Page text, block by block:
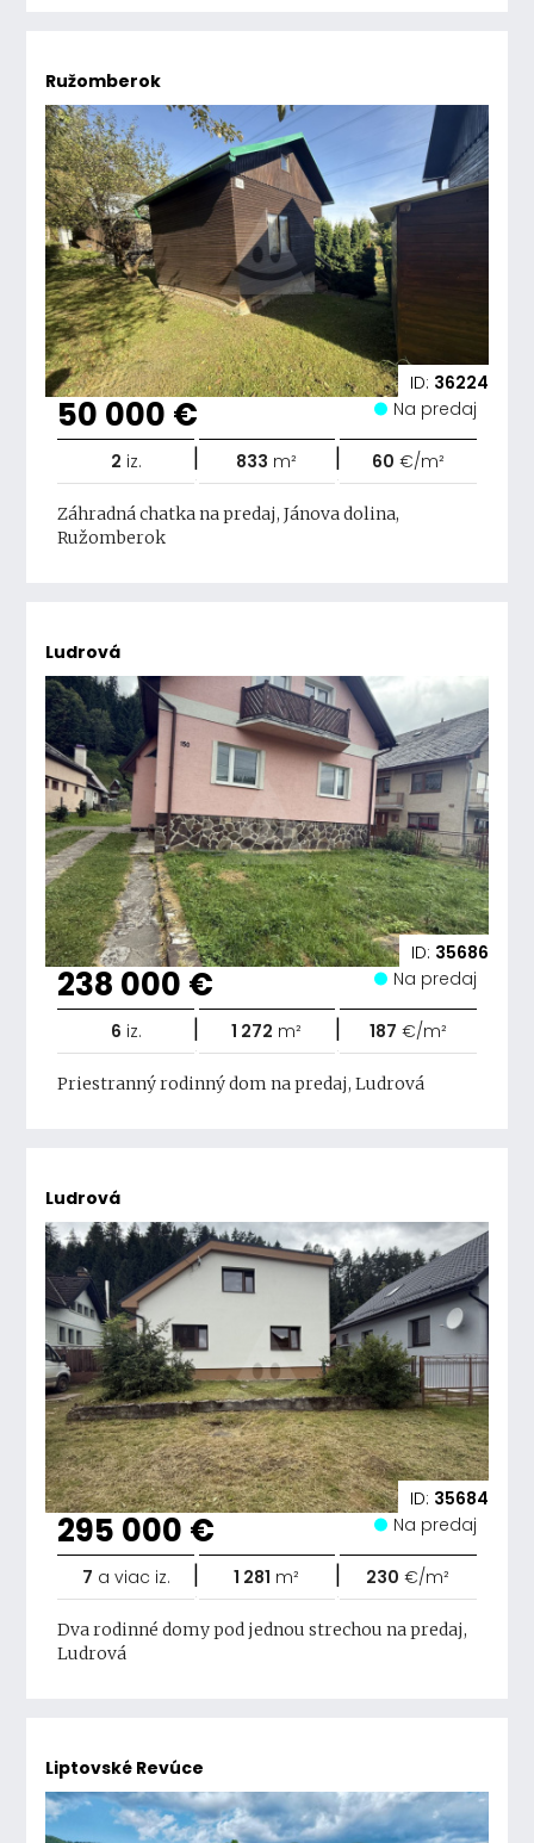
Ružomberok
ID: 36224
50 000 € Na predaj
2 iz. | 833 m² | 60 €/m²
Záhradná chatka na predaj, Jánova dolina,
Ružomberok
Ludrová
ID: 35686
238 000 € Na predaj
6 iz. | 1 272 m² | 187 €/m²
Priestranný rodinný dom na predaj, Ludrová
Ludrová
ID: 35684
295 000 € Na predaj
7 a viac iz. | 1 281 m² | 230 €/m²
Dva rodinné domy pod jednou strechou na predaj,
Ludrová
Liptovské Revúce